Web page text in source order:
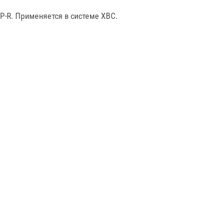
R. Применяется в системе ХВС.